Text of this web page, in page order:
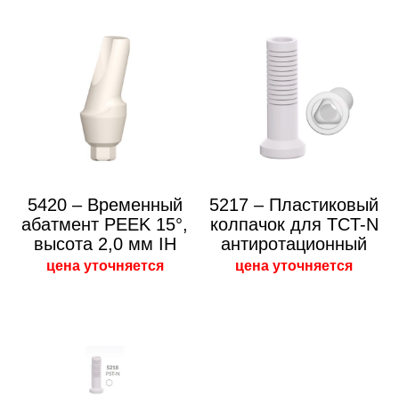
5420 – Временный
абатмент PEEK 15°,
высота 2,0 мм IH
цена уточняется
5217 – Пластиковый
колпачок для TCT-N
антиротационный
цена уточняется